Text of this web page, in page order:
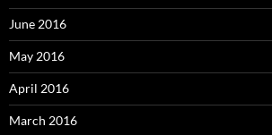
June 2016
May 2016
April 2016
March 2016